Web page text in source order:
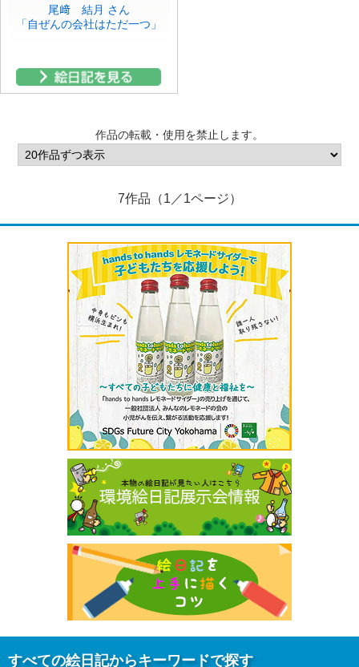
尾﨑 結月 さん
「自ぜんの会社はただ一つ」
作品の転載・使用を禁止します。
7作品（1／1ページ）
すべての絵日記からキーワードで探す